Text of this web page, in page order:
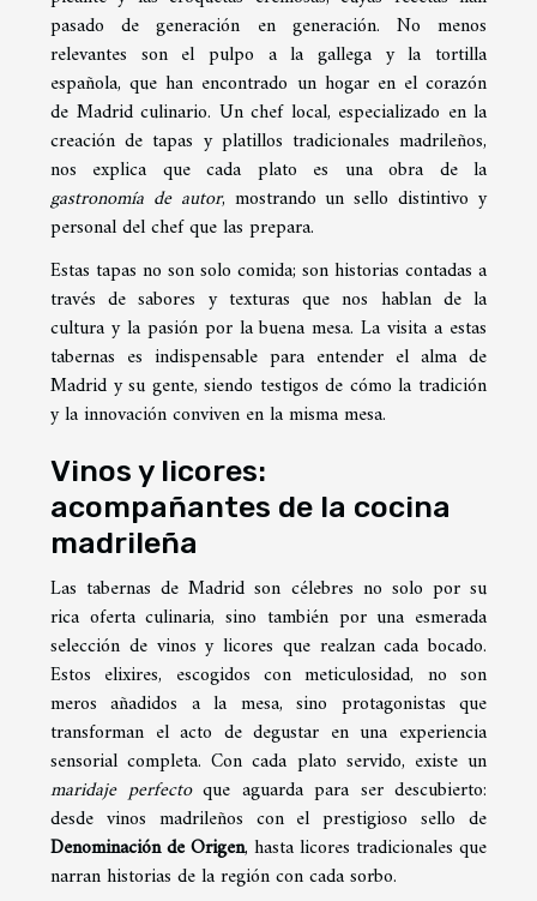
pasado de generación en generación. No menos
relevantes son el pulpo a la gallega y la tortilla
española, que han encontrado un hogar en el corazón
de Madrid culinario. Un chef local, especializado en la
creación de tapas y platillos tradicionales madrileños,
nos explica que cada plato es una obra de la
gastronomía de autor, mostrando un sello distintivo y
personal del chef que las prepara.
Estas tapas no son solo comida; son historias contadas a
través de sabores y texturas que nos hablan de la
cultura y la pasión por la buena mesa. La visita a estas
tabernas es indispensable para entender el alma de
Madrid y su gente, siendo testigos de cómo la tradición
y la innovación conviven en la misma mesa.
Vinos y licores:
acompañantes de la cocina
madrileña
Las tabernas de Madrid son célebres no solo por su
rica oferta culinaria, sino también por una esmerada
selección de vinos y licores que realzan cada bocado.
Estos elixires, escogidos con meticulosidad, no son
meros añadidos a la mesa, sino protagonistas que
transforman el acto de degustar en una experiencia
sensorial completa. Con cada plato servido, existe un
maridaje perfectoque aguarda para ser descubierto:
desde vinos madrileños con el prestigioso sello de
Denominación de Origen, hasta licores tradicionales que
narran historias de la región con cada sorbo.